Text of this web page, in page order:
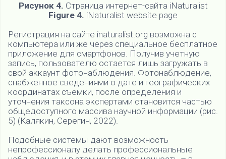
Рисунок 4. Страница интернет-сайта iNaturalist
Figure 4. iNaturalist website page
Регистрация на сайте inaturalist.org возможна с
компьютера или же через специальное бесплатное
приложение для смартфонов. Получив учетную
запись, пользователю остается лишь загружать в
свой аккаунт фотонаблюдения. Фотонаблюдение,
снабженное сведениями о дате и географических
координатах съемки, после определения и
уточнения таксона экспертами становится частью
общедоступного массива научной информации (рис.
5) (Калякин, Серегин, 2022).
Подобные системы дают возможность
непрофессионалу делать профессиональные